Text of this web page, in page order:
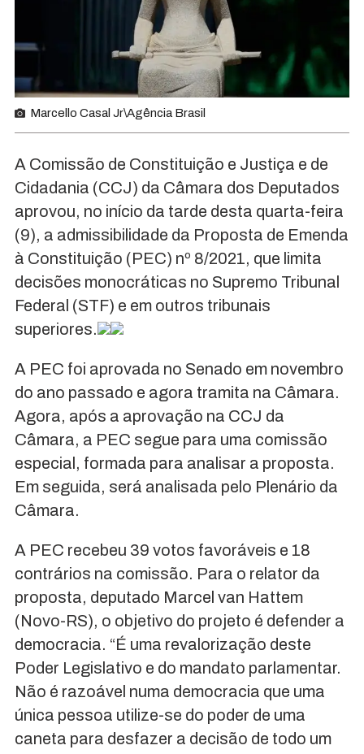
Marcello Casal Jr\Agência Brasil
A Comissão de Constituição e Justiça e de
Cidadania (CCJ) da Câmara dos Deputados
aprovou, no início da tarde desta quarta-feira
(9), a admissibilidade da Proposta de Emenda
à Constituição (PEC) nº 8/2021, que limita
decisões monocráticas no Supremo Tribunal
Federal (STF) e em outros tribunais
superiores.
A PEC foi aprovada no Senado em novembro
do ano passado e agora tramita na Câmara.
Agora, após a aprovação na CCJ da
Câmara, a PEC segue para uma comissão
especial, formada para analisar a proposta.
Em seguida, será analisada pelo Plenário da
Câmara.
A PEC recebeu 39 votos favoráveis e 18
contrários na comissão. Para o relator da
proposta, deputado Marcel van Hattem
(Novo-RS), o objetivo do projeto é defender a
democracia. “É uma revalorização deste
Poder Legislativo e do mandato parlamentar.
Não é razoável numa democracia que uma
única pessoa utilize-se do poder de uma
caneta para desfazer a decisão de todo um